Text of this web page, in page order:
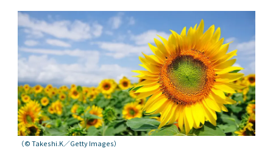
（© Takeshi.K／Getty Images）